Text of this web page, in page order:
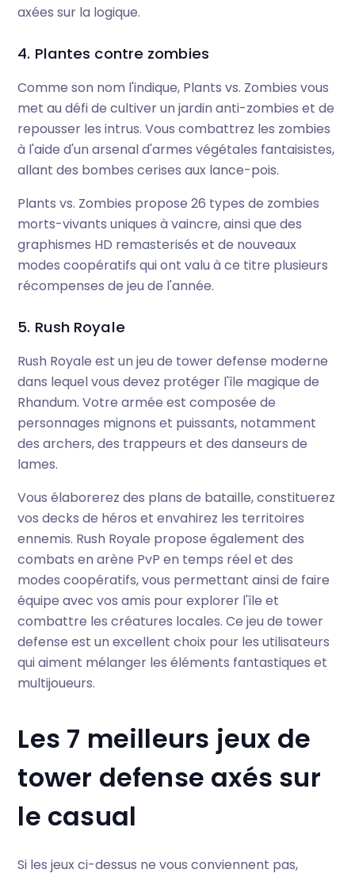
axées sur la logique.
4. Plantes contre zombies
Comme son nom l'indique, Plants vs. Zombies vous
met au défi de cultiver un jardin anti-zombies et de
repousser les intrus. Vous combattrez les zombies
à l'aide d'un arsenal d'armes végétales fantaisistes,
allant des bombes cerises aux lance-pois.
Plants vs. Zombies propose 26 types de zombies
morts-vivants uniques à vaincre, ainsi que des
graphismes HD remasterisés et de nouveaux
modes coopératifs qui ont valu à ce titre plusieurs
récompenses de jeu de l'année.
5. Rush Royale
Rush Royale est un jeu de tower defense moderne
dans lequel vous devez protéger l'île magique de
Rhandum. Votre armée est composée de
personnages mignons et puissants, notamment
des archers, des trappeurs et des danseurs de
lames.
Vous élaborerez des plans de bataille, constituerez
vos decks de héros et envahirez les territoires
ennemis. Rush Royale propose également des
combats en arène PvP en temps réel et des
modes coopératifs, vous permettant ainsi de faire
équipe avec vos amis pour explorer l'île et
combattre les créatures locales. Ce jeu de tower
defense est un excellent choix pour les utilisateurs
qui aiment mélanger les éléments fantastiques et
multijoueurs.
Les 7 meilleurs jeux de
tower defense axés sur
le casual
Si les jeux ci-dessus ne vous conviennent pas,